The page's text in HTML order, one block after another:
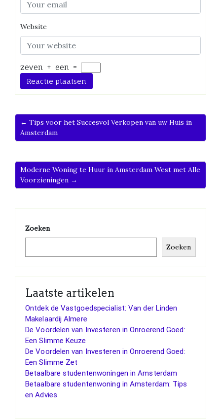
Website
zeven + een =
← Tips voor het Succesvol Verkopen van uw Huis in
Amsterdam
Moderne Woning te Huur in Amsterdam West met Alle
Voorzieningen →
Zoeken
Zoeken
Laatste artikelen
Ontdek de Vastgoedspecialist: Van der Linden
Makelaardij Almere
De Voordelen van Investeren in Onroerend Goed:
Een Slimme Keuze
De Voordelen van Investeren in Onroerend Goed:
Een Slimme Zet
Betaalbare studentenwoningen in Amsterdam
Betaalbare studentenwoning in Amsterdam: Tips
en Advies